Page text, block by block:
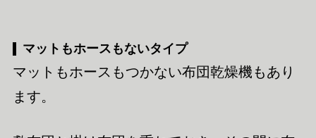
マットもホースもないタイプ
マットもホースもつかない布団乾燥機もあり
ます。